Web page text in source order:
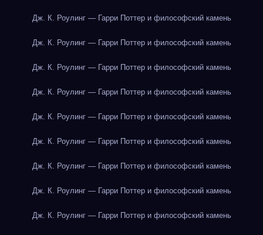
Дж. К. Роулинг — Гарри Поттер и философский камень
Дж. К. Роулинг — Гарри Поттер и философский камень
Дж. К. Роулинг — Гарри Поттер и философский камень
Дж. К. Роулинг — Гарри Поттер и философский камень
Дж. К. Роулинг — Гарри Поттер и философский камень
Дж. К. Роулинг — Гарри Поттер и философский камень
Дж. К. Роулинг — Гарри Поттер и философский камень
Дж. К. Роулинг — Гарри Поттер и философский камень
Дж. К. Роулинг — Гарри Поттер и философский камень